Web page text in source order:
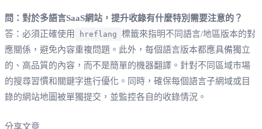
問：對於多語言SaaS網站，提升收錄有什麼特別需要注意的？
答：必須正確使用
hreflang 標籤來指明不同語言/地區版本的對
應關係，避免內容重複問題。此外，每個語言版本都應具備獨立
的、高品質的內容，而不是簡單的機器翻譯。針對不同區域市場
的搜尋習慣和關鍵字進行優化。同時，確保每個語言子網域或目
錄的網站地圖被單獨提交，並監控各自的收錄情況。
分享文章